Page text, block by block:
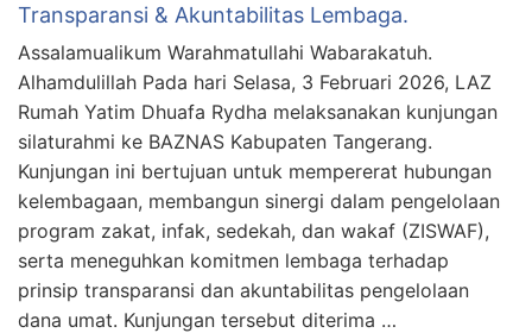
Transparansi & Akuntabilitas Lembaga.
Assalamualikum Warahmatullahi Wabarakatuh.
Alhamdulillah Pada hari Selasa, 3 Februari 2026, LAZ
Rumah Yatim Dhuafa Rydha melaksanakan kunjungan
silaturahmi ke BAZNAS Kabupaten Tangerang.
Kunjungan ini bertujuan untuk mempererat hubungan
kelembagaan, membangun sinergi dalam pengelolaan
program zakat, infak, sedekah, dan wakaf (ZISWAF),
serta meneguhkan komitmen lembaga terhadap
prinsip transparansi dan akuntabilitas pengelolaan
dana umat. Kunjungan tersebut diterima …